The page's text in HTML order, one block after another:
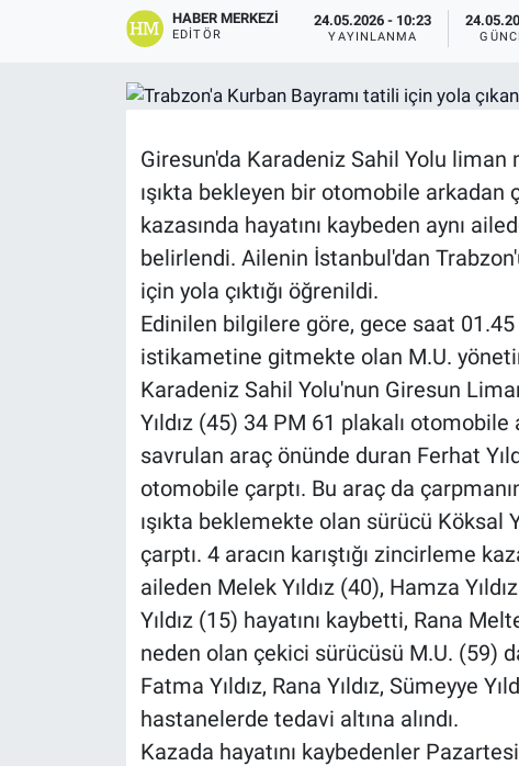
HABER MERKEZI
EDITÖR
24.05.2026 - 10:23
YAYINLANMA
Giresun'da Karadeniz Sahil Yolu liman
ışıkta bekleyen bir otomobile arkadan
kazasında hayatını kaybeden aynı
belirlendi. Ailenin İstanbul'dan
için yola çıktığı öğrenildi.
Edinilen bilgilere göre, gece saat
istikametine gitmekte olan M.U.
Karadeniz Sahil Yolu'nun Giresun
Yıldız (45) 34 PM 61 plakalı
savrulan araç önünde duran Ferhat
otomobile çarptı. Bu araç da
ışıkta beklemekte olan sürücü
çarptı. 4 aracın karıştığı zincirleme
aileden Melek Yıldız (40), Hamza
Yıldız (15) hayatını kaybetti, Rana
neden olan çekici sürücüsü M.U. (59)
Fatma Yıldız, Rana Yıldız, Sümeyye
hastanelerde tedavi altına alındı.
Kazada hayatını kaybedenler
Son Dakika Haberleri